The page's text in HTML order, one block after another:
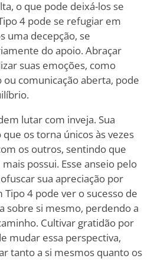
o que pode deixá-los se
4 pode se refugiar em
uma decepção, se
do apoio. Abraçar
suas emoções, como
comunicação aberta, pode
lutar com inveja. Sua
os torna únicos às vezes
os outros, sentindo que
possui. Esse anseio pelo
sua apreciação por
4 pode ver o sucesso de
sobre si mesmo, perdendo a
Cultivar gratidão por
mudar essa perspectiva,
tanto a si mesmos quanto os